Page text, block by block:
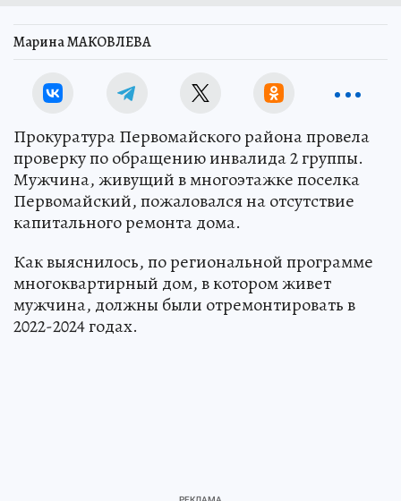
Марина МАКОВЛЕВА
Прокуратура Первомайского района провела
проверку по обращению инвалида 2 группы.
Мужчина, живущий в многоэтажке поселка
Первомайский, пожаловался на отсутствие
капитального ремонта дома.
Как выяснилось, по региональной программе
многоквартирный дом, в котором живет
мужчина, должны были отремонтировать в
2022-2024 годах.